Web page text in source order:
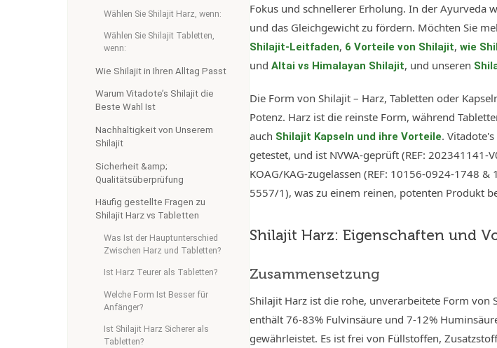
Wählen Sie Shilajit Harz, wenn:
Wählen Sie Shilajit Tabletten,
wenn:
Wie Shilajit in Ihren Alltag Passt
Warum Vitadote’s Shilajit die
Beste Wahl Ist
Nachhaltigkeit von Unserem
Shilajit
Sicherheit &amp;
Qualitätsüberprüfung
Häufig gestellte Fragen zu
Shilajit Harz vs Tabletten
Was Ist der Hauptunterschied
Zwischen Harz und Tabletten?
Ist Harz Teurer als Tabletten?
Welche Form Ist Besser für
Anfänger?
Ist Shilajit Harz Sicherer als
Tabletten?
Fokus und schnellerer Erholung. In der Ayurveda
und das Gleichgewicht zu fördern. Möchten Sie
Shilajit-Leitfaden, 6 Vorteile von Shilajit, wie
und Altai vs Himalayan Shilajit, und unseren
Die Form von Shilajit – Harz, Tabletten oder
Potenz. Harz ist die reinste Form, während
auch Shilajit Kapseln und ihre Vorteile.
getestet, und ist NVWA-geprüft (REF: 202341141-
KOAG/KAG-zugelassen (REF: 10156-0924-1748
5557/1), was zu einem reinen, potenten Produkt
Shilajit Harz: Eigenschaften und
Zusammensetzung
Shilajit Harz ist die rohe, unverarbeitete Form von
enthält 76-83% Fulvinsäure und 7-12%
gewährleistet. Es ist frei von Füllstoffen,